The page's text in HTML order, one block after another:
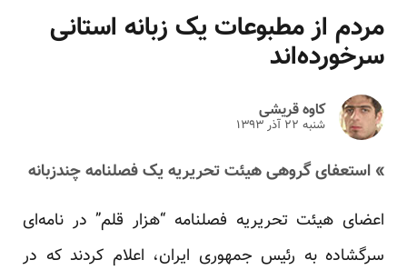
مردم از مطبوعات یک زبانه استانی
سرخورده‌اند
کاوه قریشی
شنبه ۲۲ آذر ۱۳۹۳
» استعفای گروهی هیئت تحریریه یک فصلنامه چندزبانه
اعضای هیئت تحریریه فصلنامه “هزار قلم” در نامه‌ای
سرگشاده به رئیس جمهوری ایران، اعلام کردند که در